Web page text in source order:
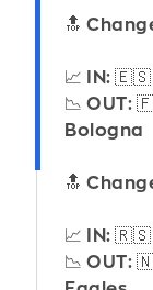
🔝
📈 IN:
📉 OUT:
Bologna
🔝
📈 IN:
📉 OUT: